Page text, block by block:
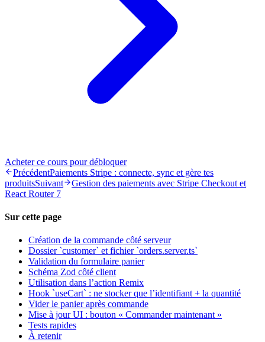
Acheter ce cours pour débloquer
PrécédentPaiements Stripe : connecte, sync et gère tes
produitsSuivant
Gestion des paiements avec Stripe Checkout et
React Router 7
Sur cette page
Création de la commande côté serveur
Dossier `customer` et fichier `orders.server.ts`
Validation du formulaire panier
Schéma Zod côté client
Utilisation dans l’action Remix
Hook `useCart` : ne stocker que l’identifiant + la quantité
Vider le panier après commande
Mise à jour UI : bouton « Commander maintenant »
Tests rapides
À retenir